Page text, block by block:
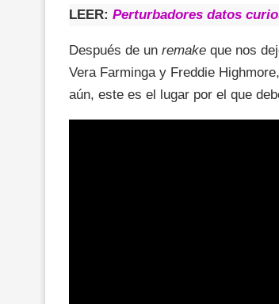
LEER: Perturbadores datos
Después de un remake que nos
Vera Farminga y Freddie Highmore,
aún, este es el lugar por el que